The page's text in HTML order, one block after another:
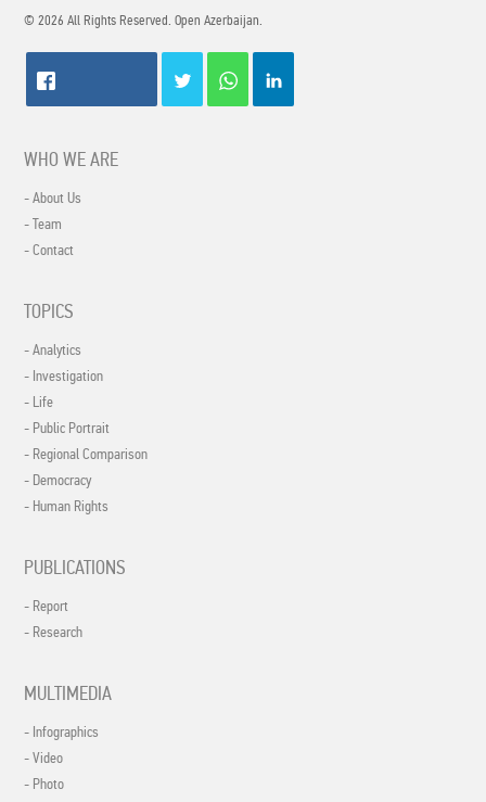
© 2026 All Rights Reserved. Open Azerbaijan.
WHO WE ARE
- About Us
- Team
- Contact
TOPICS
- Analytics
- Investigation
- Life
- Public Portrait
- Regional Comparison
- Democracy
- Human Rights
PUBLICATIONS
- Report
- Research
MULTIMEDIA
- Infographics
- Video
- Photo